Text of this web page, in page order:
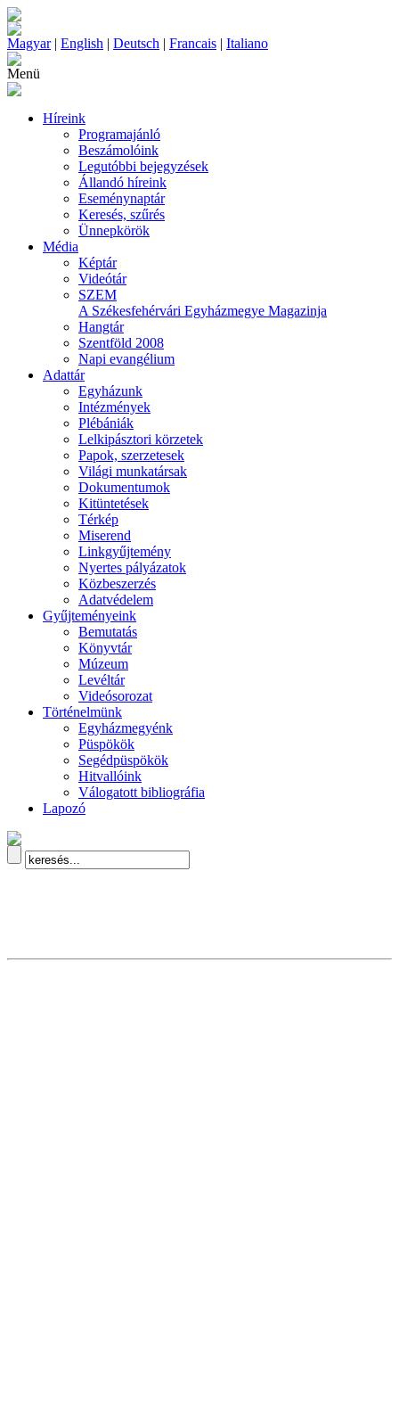
Magyar| English | Deutsch | Francais | Italiano
Menü
Híreink
Programajánló
Beszámolóink
Legutóbbi bejegyzések
Állandó híreink
Eseménynaptár
Keresés, szűrés
Ünnepkörök
Média
Képtár
Videótár
SZEM
A Székesfehérvári Egyházmegye Magazinja
Hangtár
Szentföld 2008
Napi evangélium
Adattár
Egyházunk
Intézmények
Plébániák
Lelkipásztori körzetek
Papok, szerzetesek
Világi munkatársak
Dokumentumok
Kitüntetések
Térkép
Miserend
Linkgyűjtemény
Nyertes pályázatok
Közbeszerzés
Adatvédelem
Gyűjteményeink
Bemutatás
Könyvtár
Múzeum
Levéltár
Videósorozat
Történelmünk
Egyházmegyénk
Püspökök
Segédpüspökök
Hitvallóink
Válogatott bibliográfia
Lapozó